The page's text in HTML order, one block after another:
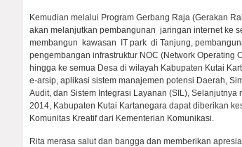
Kemudian melalui Program Gerbang Raja (Gerakan
akan melanjutkan pembangunan jaringan internet ke
membangun kawasan IT park di Tanjung,
pengembangan infrastruktur NOC (Network Operating
hingga ke semua Desa di wilayah Kabupaten Kutai
e-arsip, aplikasi sistem manajemen potensi Daerah,
Audit, dan Sistem Integrasi Layanan (SIL),
2014, Kabupaten Kutai Kartanegara dapat diberikan
Komunitas Kreatif dari Kementerian Komunikasi.
Rita merasa salut dan bangga dan memberikan